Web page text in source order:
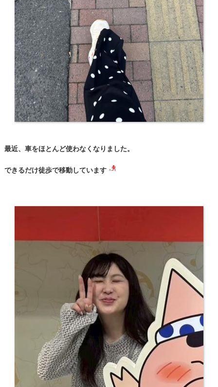
最近、車をほとんど使わなくなりました。
できるだけ徒歩で移動しています